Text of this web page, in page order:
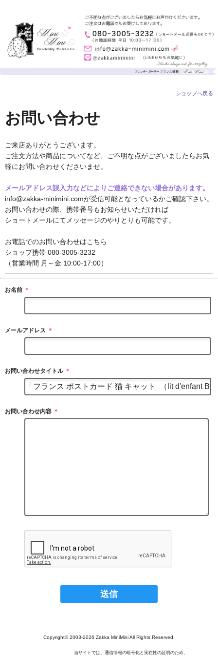
ショップへ戻る
お問い合わせ
ご来店ありがとうございます。
ご注文方法や商品についてなど、ご不明な点がございましたらお気
軽にお問い合わせくださいませ。
メールアドレス誤入力などによりご連絡できない場合があります。
info@zakka-minimini.comが受信可能となっているかご確認下さい。
お問い合わせの際、携帯番号もお知らせいただければ
ショートメールにてメッセージのやりとりも可能です。
お電話でのお問い合わせはこちら
ショップ携帯 080-3005-3232
（営業時間 月～金 10:00-17:00）
お名前 ＊
メールアドレス ＊
お問い合わせタイトル ＊
お問い合わせ内容 ＊
Copyright© 2003‐2026 Zakka MiniMini All Rights Reserved.
当サイトでは、通信情報の暗号化と実在性の証明のため、